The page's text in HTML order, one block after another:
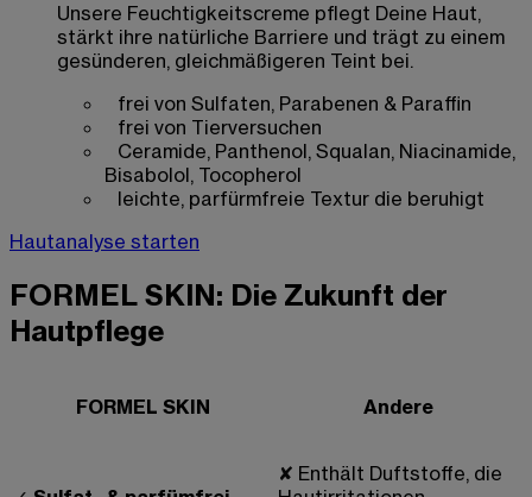
Unsere Feuchtigkeitscreme pflegt Deine Haut,
stärkt ihre natürliche Barriere und trägt zu einem
gesünderen, gleichmäßigeren Teint bei.
frei von Sulfaten, Parabenen & Paraffin
frei von Tierversuchen
Ceramide, Panthenol, Squalan, Niacinamide,
Bisabolol, Tocopherol
leichte, parfürmfreie Textur die beruhigt
Hautanalyse starten
FORMEL SKIN: Die Zukunft der
Hautpflege
FORMEL SKIN Andere
✘ Enthält Duftstoffe, die